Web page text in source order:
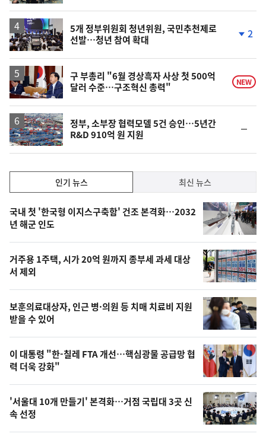
상
5개 정부위원회 청년위원, 국민추천제로
선발…청년 참여 확대
하
락
2
구 부총리 "6월 경상흑자 사상 첫 500억
달러 수준…구조혁신 총력"
NEW
정부, 소부장 협력모델 5건 승인…5년간
R&D 910억 원 지원
일
인
기,
최
신,
오
늘
의
영
상
오
늘
의
사
진
인기 뉴스 최신 뉴스
인
기
뉴
스
국내 첫 '한국형 이지스구축함' 건조 본격화…2032
년 해군 인도
거주용 1주택, 시가 20억 원까지 종부세 과세 대상
서 제외
보훈의료대상자, 인근 병·의원 등 치매 치료비 지원
받을 수 있어
이 대통령 "한-칠레 FTA 개선…핵심광물 공급망 협
력 더욱 강화"
'서울대 10개 만들기' 본격화…거점 국립대 3곳 신
속 선정